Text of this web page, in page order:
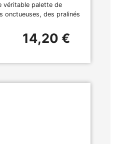
véritable palette de
onctueuses, des pralinés
14,20 €